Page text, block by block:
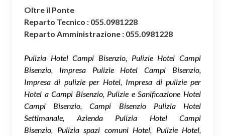
Oltre il Ponte
Reparto Tecnico : 055.0981228
Reparto Amministrazione : 055.0981228
Pulizia Hotel Campi Bisenzio, Pulizie Hotel Campi
Bisenzio, Impresa Pulizie Hotel Campi Bisenzio,
Impresa di pulizie per Hotel, Impresa di pulizie per
Hotel a Campi Bisenzio, Pulizie e Sanificazione Hotel
Campi Bisenzio, Campi Bisenzio Pulizia Hotel
Settimanale, Azienda Pulizia Hotel Campi
Bisenzio, Pulizia spazi comuni Hotel, Pulizie Hotel,